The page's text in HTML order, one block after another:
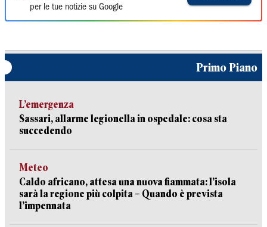
per le tue notizie su Google
Primo Piano
L’emergenza
Sassari, allarme legionella in ospedale: cosa sta
succedendo
Meteo
Caldo africano, attesa una nuova fiammata: l’isola
sarà la regione più colpita – Quando è prevista
l’impennata